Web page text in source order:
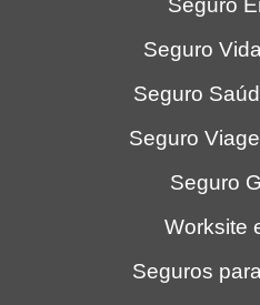
Seguro
Seguro
Seguro
Seguro
Seguro
Worksite
Seguros